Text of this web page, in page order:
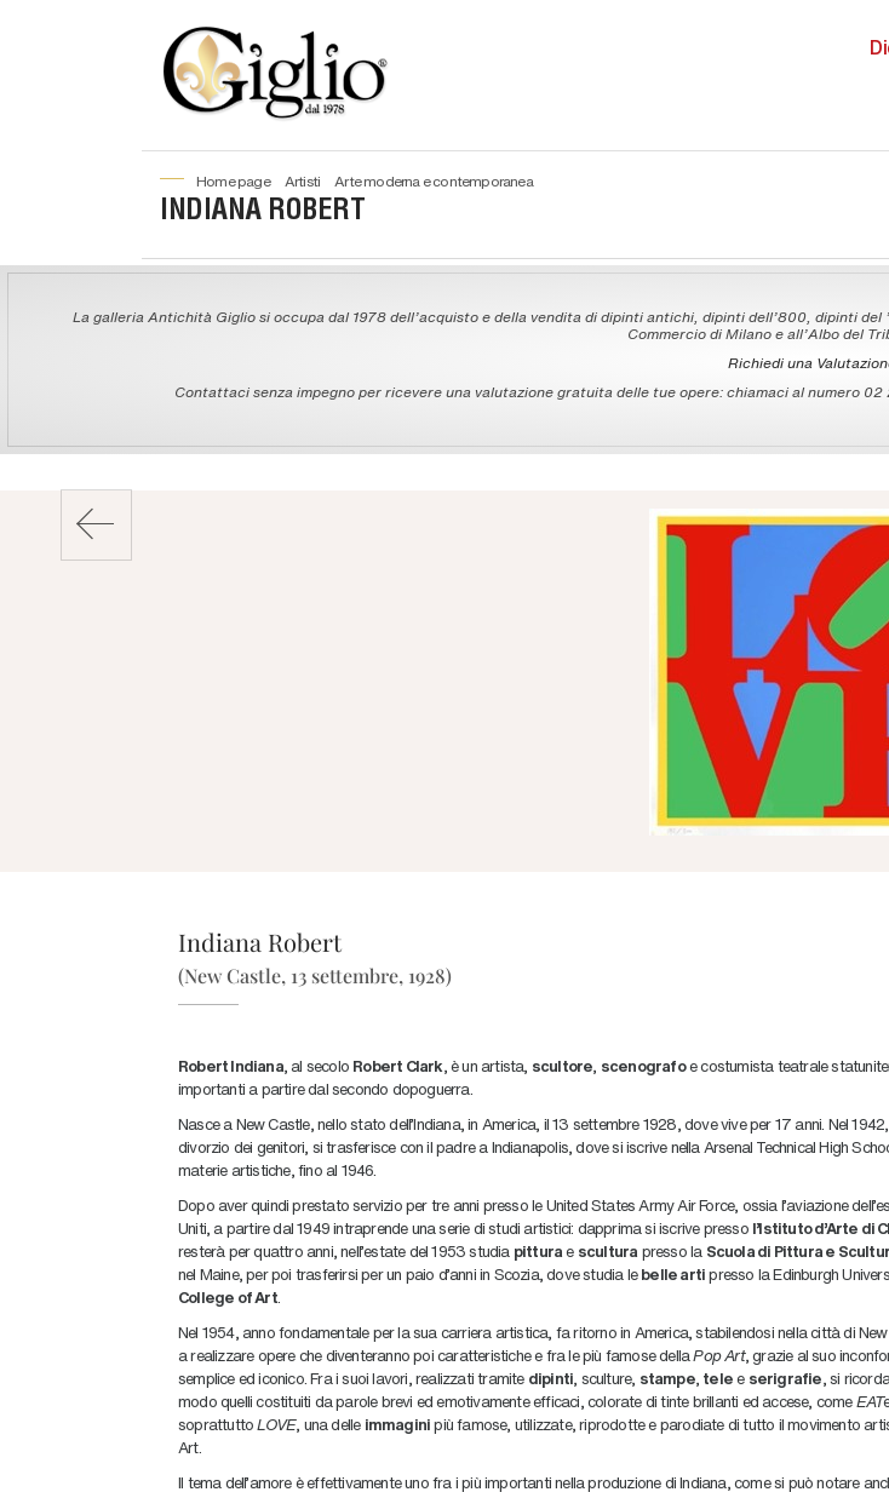
home page artisti arte moderna e contemporanea
INDIANA ROBERT
La galleria Antichità Giglio si occupa dal 1978 dell'acquisto e della vendita di dipinti antichi, dipinti dell'800, dipinti
Commercio di Milano e all'Albo del
Richiedi una
Contattaci senza impegno per ricevere una valutazione gratuita delle tue opere: chiamaci al numero
Indiana Robert
(New Castle, 13 settembre, 1928)
Robert Indiana, al secolo Robert Clark, è un artista, scultore, scenografoe costumista teatrale
importanti a partire dal secondo dopoguerra.
Nasce a New Castle, nello stato dell’Indiana, in America, il 13 settembre 1928, dove vive per 17 anni. Nel
divorzio dei genitori, si trasferisce con il padre a Indianapolis, dove si iscrive nella Arsenal Technical High
materie artistiche, fino al 1946.
Dopo aver quindi prestato servizio per tre anni presso le United States Army Air Force, ossia l’aviazione
Uniti, a partire dal 1949 intraprende una serie di studi artistici: dapprima si iscrive presso l’Istituto d’Arte di
resterà per quattro anni, nell’estate del 1953 studia pitturae scultura presso la Scuola di Pittura e
nel Maine, per poi trasferirsi per un paio d’anni in Scozia, dove studia lebelle artipresso la Edinburgh
College of Art.
Nel 1954, anno fondamentale per la sua carriera artistica, fa ritorno in America, stabilendosi nella città di
a realizzare opere che diventeranno poi caratteristiche e fra le più famose dellaPop Art, grazie al suo
semplice ed iconico. Fra i suoi lavori, realizzati tramite dipinti, sculture, stampe, telee serigrafie, si
modo quelli costituiti da parole brevi ed emotivamente efficaci, colorate di tinte brillanti ed accese, comeEAT
soprattuttoLOVE, una delle immaginipiù famose, utilizzate, riprodotte e parodiate di tutto il movimento
Art.
Il tema dell’amore è effettivamente uno fra i più importanti nella produzione di Indiana, come si può notare